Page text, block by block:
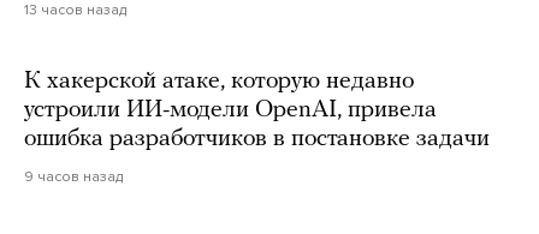
13 часов назад
К хакерской атаке, которую недавно
устроили ИИ-модели OpenAI, привела
ошибка разработчиков в постановке задачи
9 часов назад